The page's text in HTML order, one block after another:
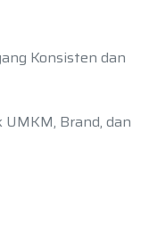
Konsisten dan
Brand, dan